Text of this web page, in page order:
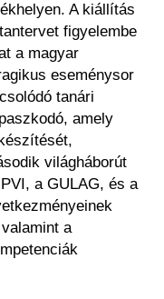
A kiállítás
figyelembe
a magyar
eseménysor
tanári
amely
világháborút
a GULAG, és a
a